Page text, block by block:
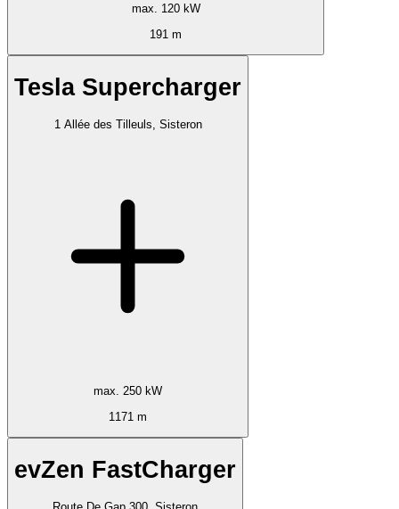
max. 120 kW
191 m
Tesla Supercharger
1 Allée des Tilleuls, Sisteron
max. 250 kW
1171 m
evZen FastCharger